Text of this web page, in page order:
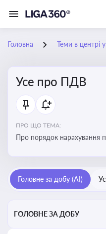
Головна Теми в центрі
Усе про ПДВ
ПРО ЩО ТЕМА:
Про порядок нарахування
економіку
Головне за добу (AI)
ГОЛОВНЕ ЗА ДОБУ